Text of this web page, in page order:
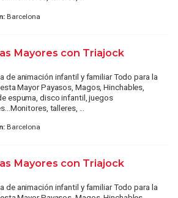
Barcelona
Mayores con Triajock
de animación infantil y familiar Todo para la
Mayor Payasos, Magos, Hinchables,
espuma, disco infantil, juegos
talleres, ...
Barcelona
Mayores con Triajock
de animación infantil y familiar Todo para la